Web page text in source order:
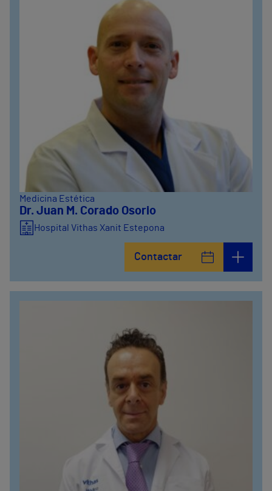
Medicina Estética
Dr. Juan M. Corado Osorio
Hospital Vithas Xanit Estepona
Contactar